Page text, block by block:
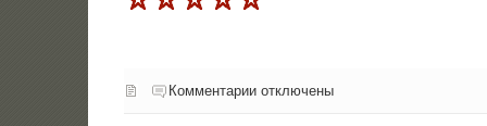
Комментарии отключены